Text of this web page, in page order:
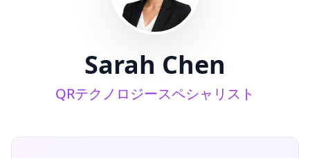
Sarah Chen
QRテクノロジースペシャリスト